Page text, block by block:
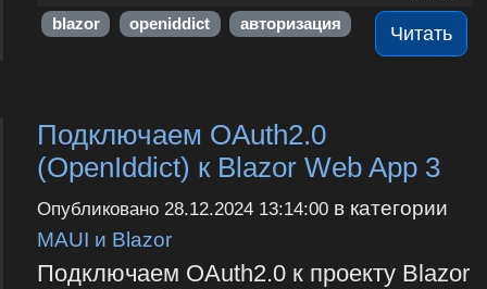
Читать
blazor openiddict авторизация
Подключаем OAuth2.0
(OpenIddict) к Blazor Web App 3
Опубликовано 28.12.2024 13:14:00в категории
MAUI и Blazor
Подключаем OAuth2.0 к проекту Blazor